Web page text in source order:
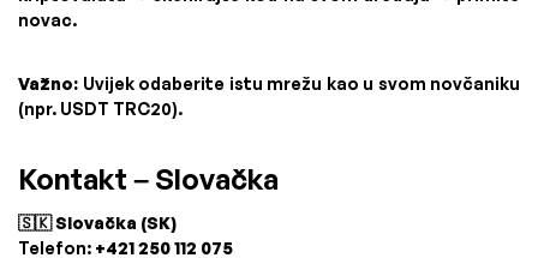
novac.
Važno: Uvijek odaberite istu mrežu kao u svom novčaniku
(npr. USDT TRC20).
Kontakt – Slovačka
🇸🇰 Slovačka (SK)
Telefon: +421 250 112 075